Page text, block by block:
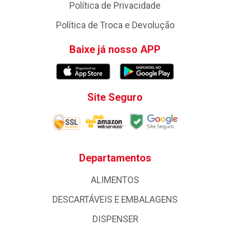
Política de Privacidade
Política de Troca e Devolução
Baixe já nosso APP
Site Seguro
Departamentos
ALIMENTOS
DESCARTÁVEIS E EMBALAGENS
DISPENSER